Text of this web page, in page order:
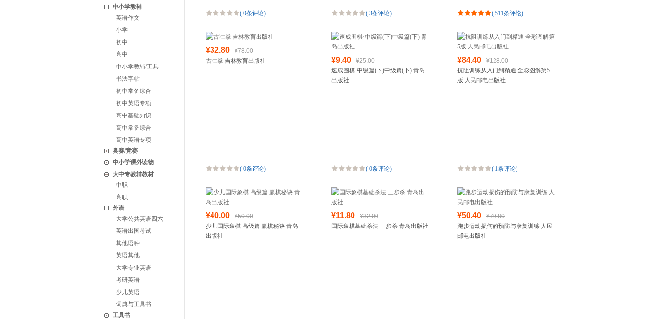
中小学教辅
英语作文
小学
初中
高中
中小学教辅/工具
书法字帖
初中常备综合
初中英语专项
高中基础知识
高中常备综合
高中英语专项
奥赛/竞赛
中小学课外读物
大中专教辅教材
中职
高职
外语
大学公共英语四六
英语出国考试
其他语种
英语其他
大学专业英语
考研英语
少儿英语
词典与工具书
工具书
( 0条评论) ( 3条评论) ( 511条评论)
¥32.80
¥78.00
古壮拳 吉林教育出版社
( 0条评论)
¥9.40
¥25.00
速成围棋·中级篇(下)中级篇(下) 青岛
出版社
( 0条评论)
¥84.40
¥128.00
抗阻训练从入门到精通 全彩图解第5
版 人民邮电出版社
( 1条评论)
¥40.00
¥50.00
少儿国际象棋 高级篇 赢棋秘诀 青岛
出版社
¥11.80
¥32.00
国际象棋基础杀法 三步杀 青岛出版社
¥50.40
¥79.80
跑步运动损伤的预防与康复训练 人民
邮电出版社